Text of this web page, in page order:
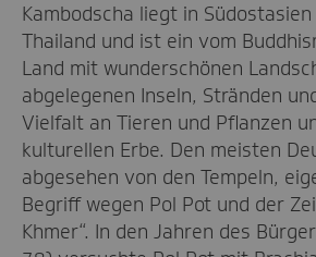
Kambodscha liegt in
Thailand und ist ein vom
Land mit wunderschönen
abgelegenen Inseln, Stränden
Vielfalt an Tieren und Pflanzen
kulturellen Erbe. Den meisten
abgesehen von den Tempeln,
Begriff wegen Pol Pot und der
Khmer“. In den Jahren des